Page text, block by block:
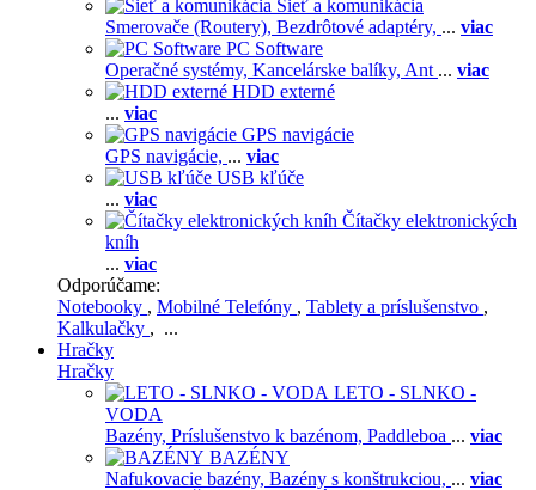
Sieť a komunikácia
Smerovače (Routery), Bezdrôtové adaptéry, ... viac
PC Software
Operačné systémy, Kancelárske balíky, Ant ... viac
HDD externé
... viac
GPS navigácie
GPS navigácie, ... viac
USB kľúče
... viac
Čítačky elektronických
kníh
... viac
Odporúčame:
Notebooky , Mobilné Telefóny , Tablety a príslušenstvo ,
Kalkulačky , ...
Hračky
Hračky
LETO - SLNKO -
VODA
Bazény, Príslušenstvo k bazénom, Paddleboa ... viac
BAZÉNY
Nafukovacie bazény, Bazény s konštrukciou, ... viac